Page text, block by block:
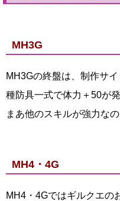
MH3G
MH3Gの終盤は、制作サ
種防具一式で体力＋50が発
まあ他のスキルが強力な
MH4・4G
MH4・4Gではギルクエの